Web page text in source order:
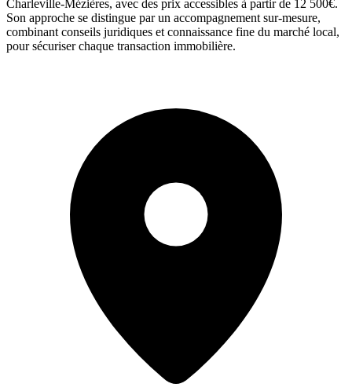
Charleville-Mézières, avec des prix accessibles à partir de 12 500€.
Son approche se distingue par un accompagnement sur-mesure,
combinant conseils juridiques et connaissance fine du marché local,
pour sécuriser chaque transaction immobilière.